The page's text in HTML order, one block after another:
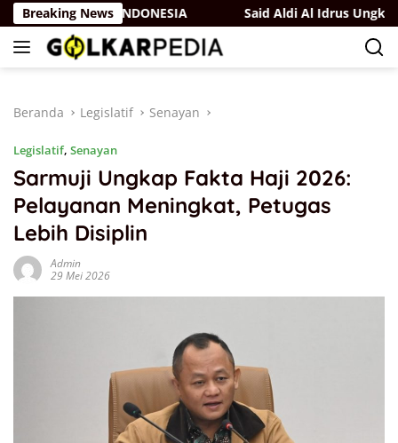
Langsung
ke
konten
Breaking News
Anak INDONESIA Said Aldi Al Idrus Ungkap
Beranda Legislatif Senayan
Legislatif, Senayan
Sarmuji Ungkap Fakta Haji 2026:
Pelayanan Meningkat, Petugas
Lebih Disiplin
Admin
29 Mei 2026